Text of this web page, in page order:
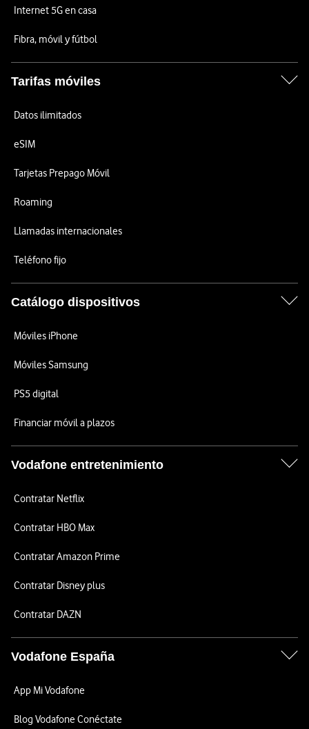
Internet 5G en casa
Fibra, móvil y fútbol
Tarifas móviles
Datos ilimitados
eSIM
Tarjetas Prepago Móvil
Roaming
Llamadas internacionales
Teléfono fijo
Catálogo dispositivos
Móviles iPhone
Móviles Samsung
PS5 digital
Financiar móvil a plazos
Vodafone entretenimiento
Contratar Netflix
Contratar HBO Max
Contratar Amazon Prime
Contratar Disney plus
Contratar DAZN
Vodafone España
App Mi Vodafone
Blog Vodafone Conéctate